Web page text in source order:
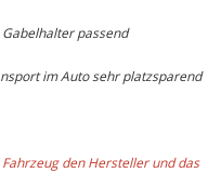
passend
im Auto sehr platzsparend
den Hersteller und das